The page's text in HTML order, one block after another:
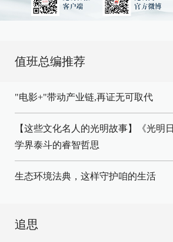
值班总编推荐
"电影+"带动产业链,再证无可取代
【这些文化名人的光明故事】《光明
学界泰斗的睿智哲思
生态环境法典，这样守护咱的生活
追思